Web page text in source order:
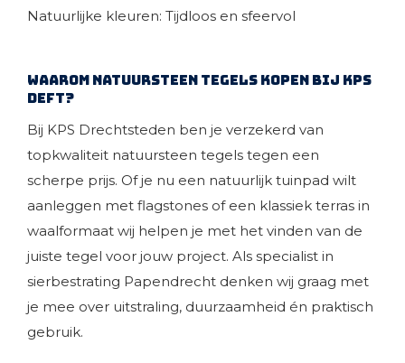
Natuurlijke kleuren: Tijdloos en sfeervol
Waarom natuursteen tegels kopen bij KPS
Deft?
Bij KPS Drechtsteden ben je verzekerd van
topkwaliteit natuursteen tegels tegen een
scherpe prijs. Of je nu een natuurlijk tuinpad wilt
aanleggen met flagstones of een klassiek terras in
waalformaat wij helpen je met het vinden van de
juiste tegel voor jouw project. Als specialist in
sierbestrating Papendrecht denken wij graag met
je mee over uitstraling, duurzaamheid én praktisch
gebruik.